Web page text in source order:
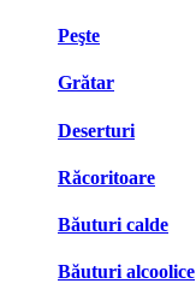
Peşte
Grătar
Deserturi
Răcoritoare
Băuturi calde
Băuturi alcoolice